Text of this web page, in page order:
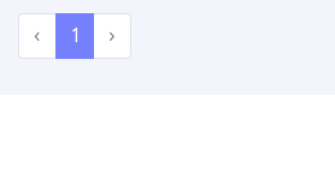
‹ 1 ›